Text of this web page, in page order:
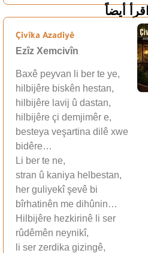
Çivîka Azadiyê
Ezîz Xemcivîn
Baxê peyvan li ber te ye,
hilbijêre biskên hestan,
hilbijêre lavij û dastan,
hilbijêre çi demjimêr e,
besteya veşartina dilê xwe
bidêre…
Li ber te ne,
stran û kaniya helbestan,
her guliyekî şevê bi
bîrhatinên me dihûnin…
Hilbijêre hezkirinê li ser
rûdêmên neynikî,
li ser zerdika gizingê,